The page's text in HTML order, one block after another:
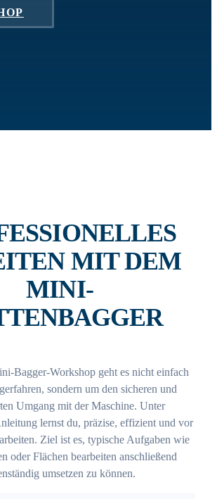
MIT DEM
MINI-
Bagger-Workshop geht es nicht einfach
sondern um den sicheren und
Umgang mit der Maschine. Unter
lernst du, präzise, effizient und vor
Ziel ist es, typische Aufgaben wie
oder Flächen bearbeiten anschließend
umsetzen zu können.